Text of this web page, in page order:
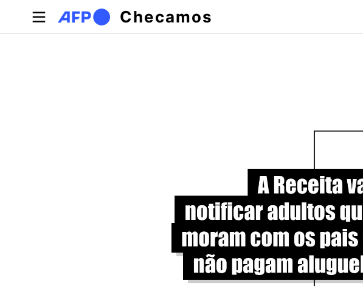
Pular para o conteúdo principal
Checamos
Abas primárias